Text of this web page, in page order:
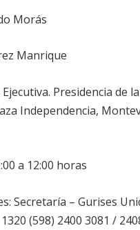
Morás
Manrique
Presidencia de la
Independencia,
a 12:00 horas
Secretaría – Gurises
(598) 2400 3081 /